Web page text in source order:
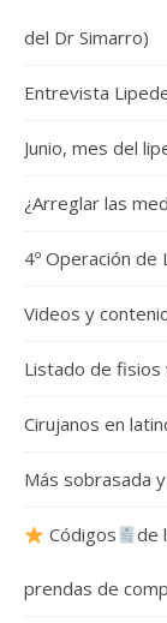
del Dr Simarro)
Entrevista
Junio, mes del
¿Arreglar las
4º Operación de
Videos y
Listado de
Cirujanos en
Más sobrasada
Códigos de
prendas de